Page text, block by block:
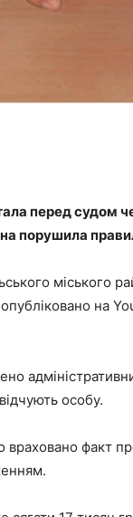
перед судом
порушила
міського
на
особу.
факт